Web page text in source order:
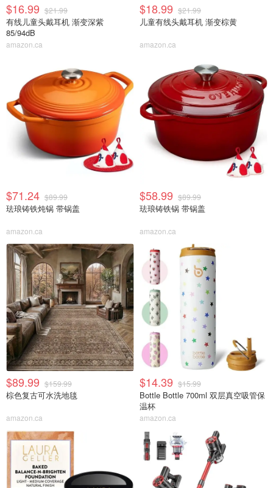
$16.99 $21.99
有线儿童头戴耳机 渐变深紫
85/94dB
amazon.ca
$18.99 $21.99
儿童有线头戴耳机 渐变棕黄
amazon.ca
$71.24 $89.99
珐琅铸铁炖锅 带锅盖
amazon.ca
$58.99 $89.99
珐琅铸铁锅 带锅盖
amazon.ca
$89.99 $159.99
棕色复古可水洗地毯
amazon.ca
$14.39 $15.99
Bottle Bottle 700ml 双层真空吸管保
温杯
amazon.ca